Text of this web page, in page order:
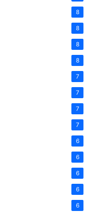
8
8
8
8
7
7
7
7
6
6
6
6
6